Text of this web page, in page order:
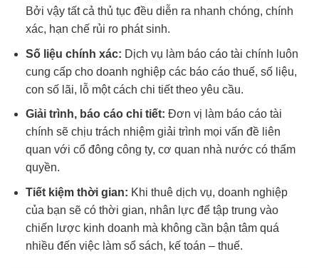
Bởi vậy tất cả thủ tục đều diễn ra nhanh chóng, chính
xác, hạn chế rủi ro phát sinh.
Số liệu chính xác: Dịch vụ làm báo cáo tài chính luôn
cung cấp cho doanh nghiệp các báo cáo thuế, số liệu,
con số lãi, lỗ một cách chi tiết theo yêu cầu.
Giải trình, báo cáo chi tiết: Đơn vị làm báo cáo tài
chính sẽ chịu trách nhiệm giải trình mọi vấn đề liên
quan với cổ đông công ty, cơ quan nhà nước có thẩm
quyền.
Tiết kiệm thời gian: Khi thuê dịch vụ, doanh nghiệp
của bạn sẽ có thời gian, nhân lực để tập trung vào
chiến lược kinh doanh mà không cần bận tâm quá
nhiều đến việc làm sổ sách, kế toán – thuế.